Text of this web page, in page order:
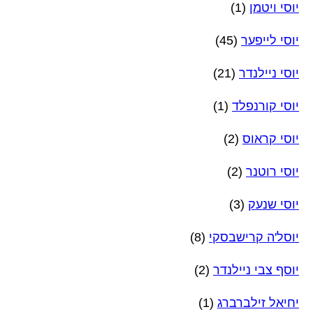
יוסי ויטמן (1)
יוסי לייפער (45)
יוסי ניילנדר (21)
יוסי קורנפלד (1)
יוסי קראוס (2)
יוסי רוטנר (2)
יוסי שנעק (3)
יוסל'ה קרישבסקי (8)
יוסף צבי ניילנדר (2)
יחיאל זילברברג (1)